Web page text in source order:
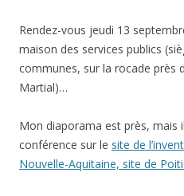
Rendez-vous jeudi 13
maison des services publics
communes, sur la rocade près
Martial)…
Mon diaporama est près, mais
conférence sur le site de
Nouvelle-Aquitaine, site de